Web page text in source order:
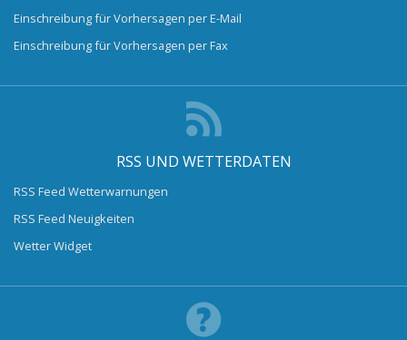
Einschreibung für Vorhersagen per E-Mail
Einschreibung für Vorhersagen per Fax
RSS UND WETTERDATEN
RSS Feed Wetterwarnungen
RSS Feed Neuigkeiten
Wetter Widget